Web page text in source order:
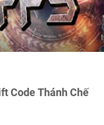
Code Thánh Chế